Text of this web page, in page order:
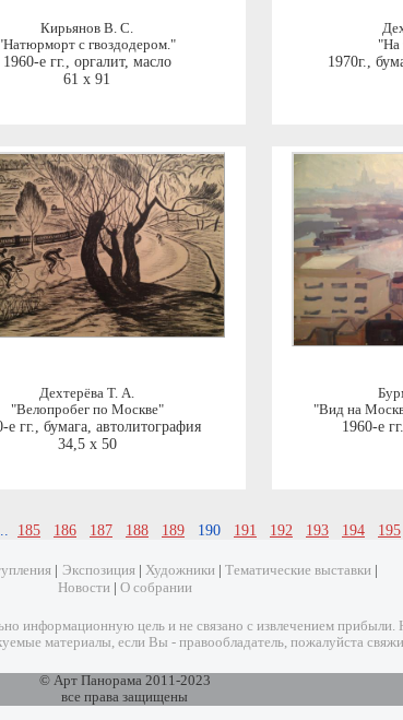
Кирьянов В. С.
с гвоздодером."
1960-е гг., оргалит, масло
61 x 91
"На
1970г.,
Дехтерёва Т. А.
"Велопробег по Москве"
е гг., бумага, автолитография
34,5 x 50
"Вид на
1960-е гг.
185 186 187 188 189 190 191 192 193 194 195
Экспозиция Художники Тематические выставки
Новости| О собрании
информационную цель и не связано с извлечением прибыли.
материалы, если Вы - правообладатель, пожалуйста
© Арт Панорама 2011-2023
все права защищены